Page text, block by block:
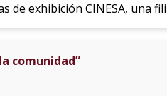
de exhibición CINESA, una
comunidad”